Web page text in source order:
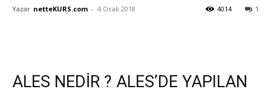
Yazar netteKURS.com - 4 Ocak 2018 1
4014
ALES NEDİR ? ALES’DE YAPILAN